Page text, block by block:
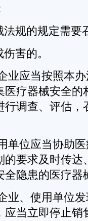
规的规定需要
害的。
应当按照本办
疗器械安全的
调查、评估，
单位应当协助
要求及时传达
全隐患的医疗器
、使用单位发
应当立即停止销